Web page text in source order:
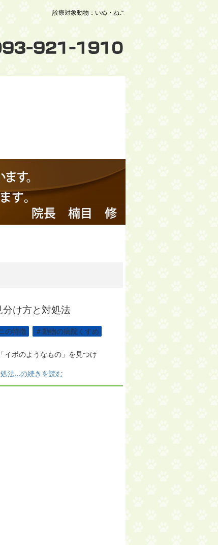
診療対象動物：いぬ・ねこ
分け方と対処法
の特徴 ＃動物の病院くすめ
イボのようなもの」を見つけ
法…の続きを読む